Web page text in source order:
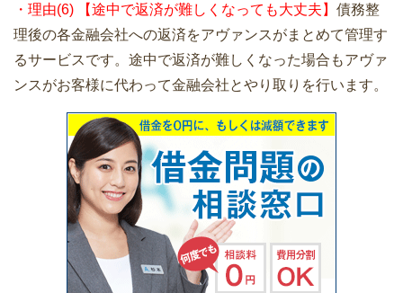
・理由(6) 【途中で返済が難しくなっても大丈夫】 債務整
理後の各金融会社への返済をアヴァンスがまとめて管理す
るサービスです。途中で返済が難しくなった場合もアヴァ
ンスがお客様に代わって金融会社とやり取りを行います。